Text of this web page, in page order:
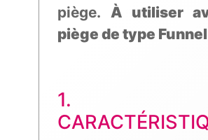
piège. À utiliser
piège de type
1.